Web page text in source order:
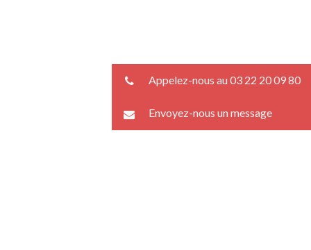
Appelez-nous au 03 22 20 09 80
Envoyez-nous un message